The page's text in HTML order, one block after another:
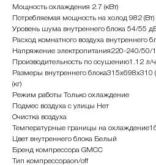
Мощность охлаждения 2.7 (кВт)
Потребляемая мощность на холод 982 (Вт)
Уровень шума внутреннего блока 54/55
Расход комнатного воздуха внутреннего
Напряжение электропитания220-240/50/
Производительность по осушению1.12 л/ч
Размеры внутреннего блока315x698x310
(кг)
Режим работы Только охлаждение
Подмес воздуха с улицы Нет
Очистка воздуха
Температурные границы на
Цвет внутреннего блока Белый
Бренд компрессора GMCC
Тип компрессораon/off